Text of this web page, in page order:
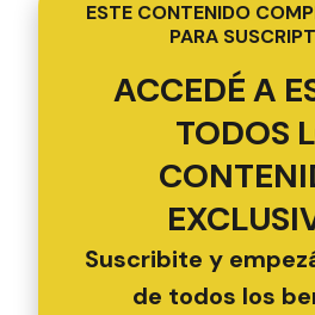
ESTE CONTENIDO
PARA
ACCEDÉ A
TODOS
Suscribite y
de todos los